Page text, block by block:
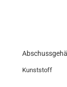
Kunststoff